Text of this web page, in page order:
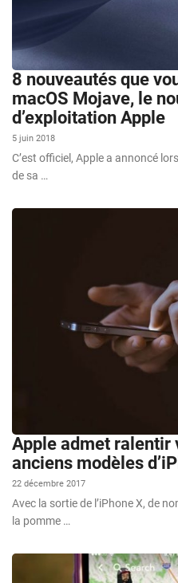
8 nouveautés que
macOS Mojave, le
d’exploitation Apple
5 juin 2018
C’est officiel, Apple a annoncé
de sa …
Apple admet ralentir
anciens modèles
22 décembre 2017
Avec la sortie de l’iPhone X, de
la pomme …